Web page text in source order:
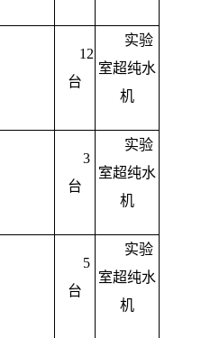
12
台
实验
室超纯水
机
3
台
实验
室超纯水
机
5
台
实验
室超纯水
机